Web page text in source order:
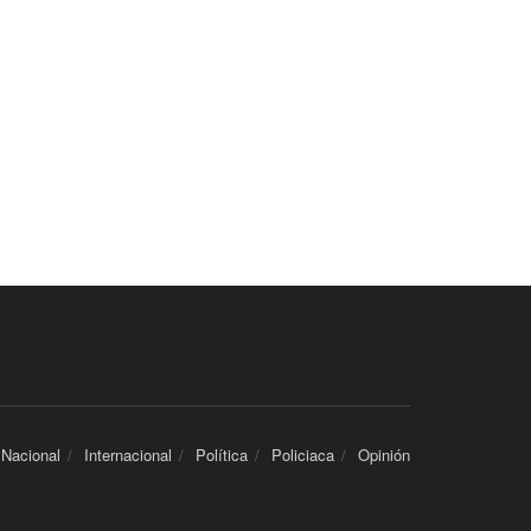
Nacional Internacional Política Policiaca Opinión